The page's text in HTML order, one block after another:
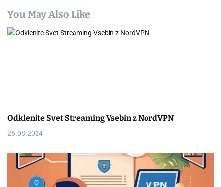
You May Also Like
Odklenite Svet Streaming Vsebin z NordVPN
26.08.2024